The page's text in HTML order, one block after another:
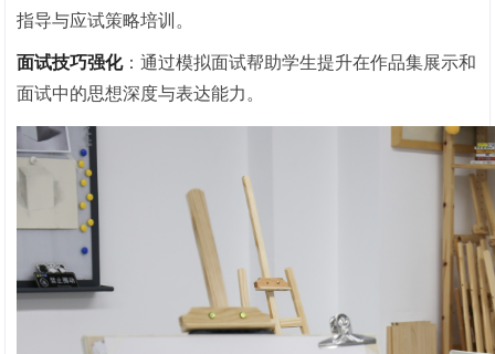
指导与应试策略培训。
面试技巧强化：通过模拟面试帮助学生提升在作品集展示和
面试中的思想深度与表达能力。